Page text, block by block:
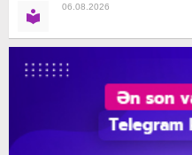
06.08.2026